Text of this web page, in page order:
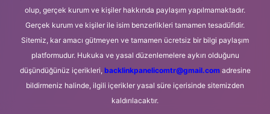
olup, gerçek kurum ve kişiler hakkında paylaşım yapılmamaktadır.
Gerçek kurum ve kişiler ile isim benzerlikleri tamamen tesadüfidir.
Sitemiz, kar amacı gütmeyen ve tamamen ücretsiz bir bilgi paylaşım
platformudur. Hukuka ve yasal düzenlemelere aykırı olduğunu
düşündüğünüz içerikleri, backlinkpanelicomtr@gmail.comadresine
bildirmeniz halinde, ilgili içerikler yasal süre içerisinde sitemizden
kaldırılacaktır.